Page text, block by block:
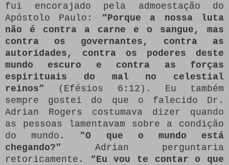
fui encorajado pela admoestação do
Apóstolo Paulo: “Porque a nossa luta
não é contra a carne e o sangue, mas
contra os governantes, contra as
autoridades, contra os poderes deste
mundo escuro e contra as forças
espirituais do mal no celestial
reinos”
(Efésios 6:12).
Eu também
sempre gostei do que o falecido Dr.
Adrian Rogers costumava dizer quando
as pessoas lamentavam sobre a condição
do mundo.
"O que o mundo está
chegando?" Adrian perguntaria
retoricamente.
“Eu vou te contar o que